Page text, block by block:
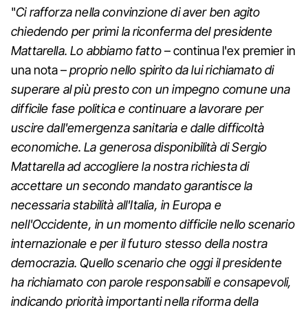
"Ci rafforza nella convinzione di aver ben agito
chiedendo per primi la riconferma del presidente
Mattarella. Lo abbiamo fatto– continua l'ex premier in
una nota –proprio nello spirito da lui richiamato di
superare al più presto con un impegno comune una
difficile fase politica e continuare a lavorare per
uscire dall'emergenza sanitaria e dalle difficoltà
economiche. La generosa disponibilità di Sergio
Mattarella ad accogliere la nostra richiesta di
accettare un secondo mandato garantisce la
necessaria stabilità all'Italia, in Europa e
nell'Occidente, in un momento difficile nello scenario
internazionale e per il futuro stesso della nostra
democrazia. Quello scenario che oggi il presidente
ha richiamato con parole responsabili e consapevoli,
indicando priorità importanti nella riforma della